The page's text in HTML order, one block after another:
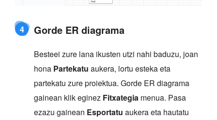
4 Gorde ER diagrama
Besteei zure lana ikusten utzi nahi baduzu, joan
hona Partekatu aukera, lortu esteka eta
partekatu zure proiektua. Gorde ER diagrama
gainean klik eginez Fitxategia menua. Pasa
ezazu gainean Esportatu aukera eta hautatu